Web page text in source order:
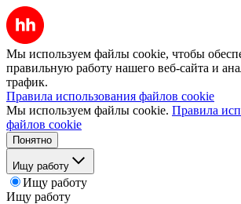
Мы используем файлы cookie, чтобы
правильную работу нашего веб-сайта и
трафик.
Правила использования файлов cookie
Мы используем файлы cookie. Правила
файлов cookie
Понятно
Ищу работу
Ищу работу
Ищу работу